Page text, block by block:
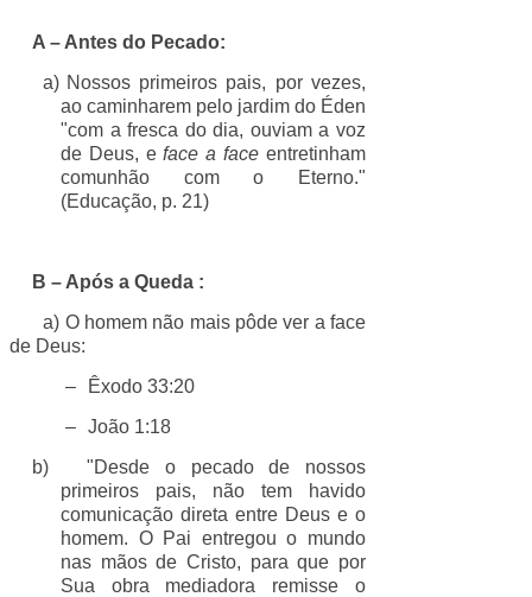
A – Antes do Pecado:
a) Nossos primeiros pais, por vezes,
ao caminharem pelo jardim do Éden
"com a fresca do dia, ouviam a voz
de Deus, eface a faceentretinham
comunhão com o Eterno."
(Educação, p. 21)
B – Após a Queda :
a) O homem não mais pôde ver a face
de Deus:
–
Êxodo 33:20
–
João 1:18
b)
"Desde o pecado de nossos
primeiros pais, não tem havido
comunicação direta entre Deus e o
homem. O Pai entregou o mundo
nas mãos de Cristo, para que por
Sua obra mediadora remisse o